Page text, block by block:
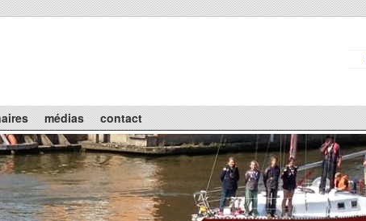
médias contact